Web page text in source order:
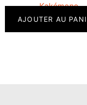
Kakémono
écologique
AJOUTER AU